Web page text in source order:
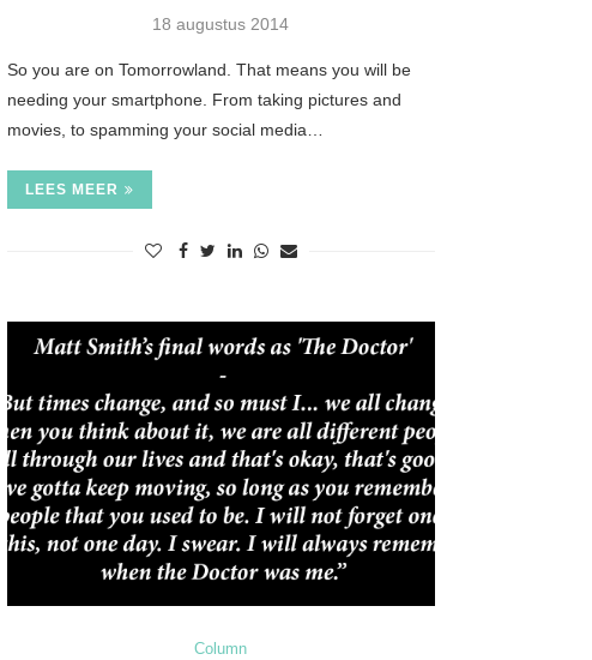
18 augustus 2014
So you are on Tomorrowland. That means you will be
needing your smartphone. From taking pictures and
movies, to spamming your social media…
LEES MEER
Column